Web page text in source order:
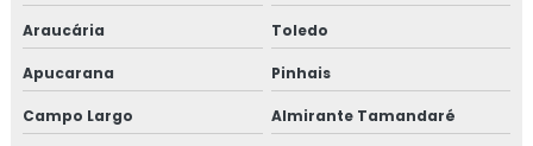
Araucária Toledo
Apucarana Pinhais
Campo Largo Almirante Tamandaré